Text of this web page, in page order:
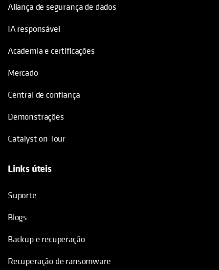
Aliança de segurança de dados
IA responsável
Academia e certificações
Mercado
Central de confiança
Demonstrações
Catalyst on Tour
Links úteis
Suporte
Blogs
Backup e recuperação
Recuperação de ransomware